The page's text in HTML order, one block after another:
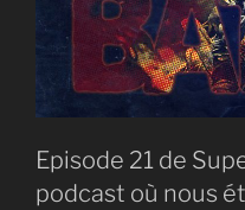
Episode 21 de
podcast où nous